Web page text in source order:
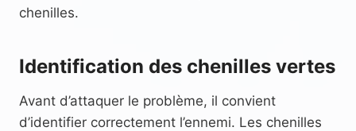
chenilles.
Identification des chenilles vertes
Avant d’attaquer le problème, il convient
d’identifier correctement l’ennemi. Les chenilles